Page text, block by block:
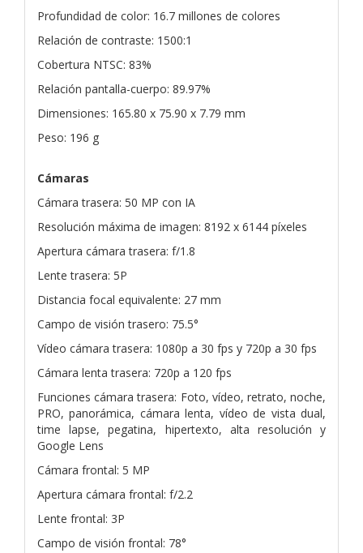
Profundidad de color: 16.7 millones de colores
Relación de contraste: 1500:1
Cobertura NTSC: 83%
Relación pantalla-cuerpo: 89.97%
Dimensiones: 165.80 x 75.90 x 7.79 mm
Peso: 196 g
Cámaras
Cámara trasera: 50 MP con IA
Resolución máxima de imagen: 8192 x 6144 píxeles
Apertura cámara trasera: f/1.8
Lente trasera: 5P
Distancia focal equivalente: 27 mm
Campo de visión trasero: 75.5°
Vídeo cámara trasera: 1080p a 30 fps y 720p a 30 fps
Cámara lenta trasera: 720p a 120 fps
Funciones cámara trasera: Foto, vídeo, retrato, noche,
PRO, panorámica, cámara lenta, vídeo de vista dual,
time lapse, pegatina, hipertexto, alta resolución y
Google Lens
Cámara frontal: 5 MP
Apertura cámara frontal: f/2.2
Lente frontal: 3P
Campo de visión frontal: 78°